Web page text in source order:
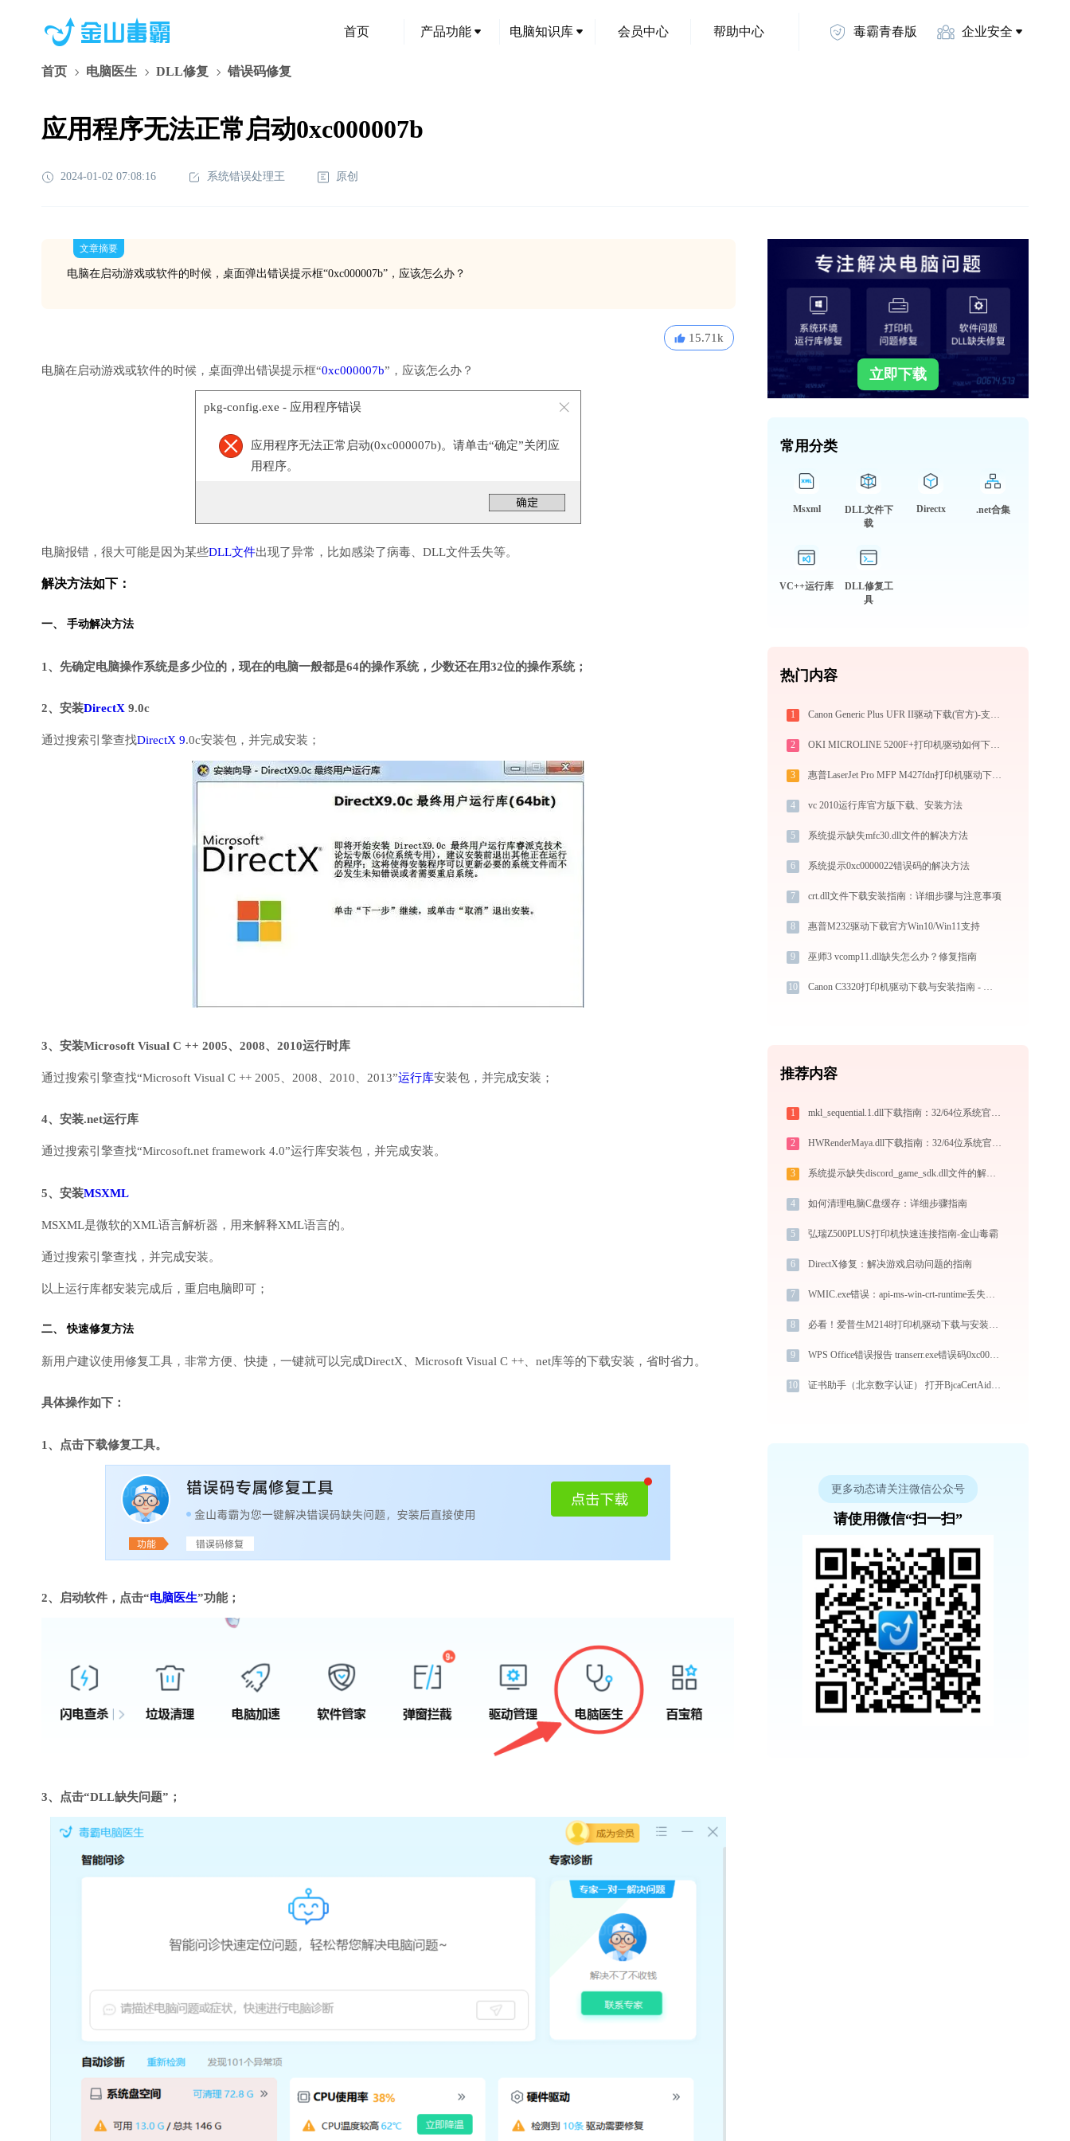
首页 产品功能 电脑知识库 会员中心 帮助中心 毒霸青春版 企业安全
首页 电脑医生 DLL修复 错误码修复
应用程序无法正常启动0xc000007b
2024-01-02 07:08:16 系统错误处理王 原创
文章摘要
电脑在启动游戏或软件的时候，桌面弹出错误提示框“0xc000007b”，应该怎么办？
15.71k
电脑在启动游戏或软件的时候，桌面弹出错误提示框“0xc000007b”，应该怎么办？
pkg-config.exe - 应用程序错误
应用程序无法正常启动(0xc000007b)。请单击“确定”关闭应
用程序。
电脑报错，很大可能是因为某些DLL文件出现了异常，比如感染了病毒、DLL文件丢失等。
解决方法如下：
一、 手动解决方法
1、先确定电脑操作系统是多少位的，现在的电脑一般都是64的操作系统，少数还在用32位的操作系统；
2、安装DirectX 9.0c
通过搜索引擎查找DirectX 9.0c安装包，并完成安装；
3、安装Microsoft Visual C ++ 2005、2008、2010运行时库
通过搜索引擎查找“Microsoft Visual C ++ 2005、2008、2010、2013”运行库安装包，并完成安装；
4、安装.net运行库
通过搜索引擎查找“Mircosoft.net framework 4.0”运行库安装包，并完成安装。
5、安装MSXML
MSXML是微软的XML语言解析器，用来解释XML语言的。
通过搜索引擎查找，并完成安装。
以上运行库都安装完成后，重启电脑即可；
二、 快速修复方法
新用户建议使用修复工具，非常方便、快捷，一键就可以完成DirectX、Microsoft Visual C ++、net库等的下载安装，省时省力。
具体操作如下：
1、点击下载修复工具。
2、启动软件，点击“电脑医生”功能；
3、点击“DLL缺失问题”；
立即下载
常用分类
Msxml
DLL文件下
载
Directx .net合集
VC++运行库
DLL修复工
具
热门内容
1 Canon Generic Plus UFR II驱动下载(官方)-支持Win10/Win11
2 OKI MICROLINE 5200F+打印机驱动如何下载安装？这里有你需要的所有信息
3 惠普LaserJet Pro MFP M427fdn打印机驱动下载与安装指南：一步步教您操作
4 vc 2010运行库官方版下载、安装方法
5 系统提示缺失mfc30.dll文件的解决方法
6 系统提示0xc0000022错误码的解决方法
7 crt.dll文件下载安装指南：详细步骤与注意事项
8 惠普M232驱动下载官方Win10/Win11支持
9 巫师3 vcomp11.dll缺失怎么办？修复指南
10 Canon C3320打印机驱动下载与安装指南 - 官方驱动支持
推荐内容
1 mkl_sequential.1.dll下载指南：32/64位系统官方免费版，解决DLL缺失问题
2 HWRenderMaya.dll下载指南：32/64位系统官方免费版，解决DLL缺失问题
3 系统提示缺失discord_game_sdk.dll文件的解决方法
4 如何清理电脑C盘缓存：详细步骤指南
5 弘瑞Z500PLUS打印机快速连接指南-金山毒霸
6 DirectX修复：解决游戏启动问题的指南
7 WMIC.exe错误：api-ms-win-crt-runtime丢失如何修复？
8 必看！爱普生M2148打印机驱动下载与安装的正确姿势
9 WPS Office错误报告 transerr.exe错误码0xc000000d处理办法
10 证书助手（北京数字认证） 打开BjcaCertAide.exe找不到libscpb_yzt.dll怎么办
更多动态请关注微信公众号
请使用微信“扫一扫”